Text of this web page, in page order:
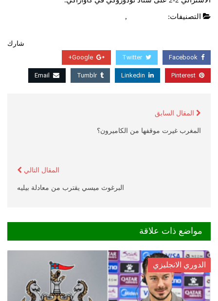
التصنيفات: ,
شارك
Facebook
Twitter
Google+
Pinterest
Linkedin
Tumblr
Email
المقال السابق
المغرب غيرت موقفها من الكاميرون؟
المقال التالي
البرغوث ميسي يقترب من معادلة بيليه
مواضع ذات علاقة
الدوري الانجليزي